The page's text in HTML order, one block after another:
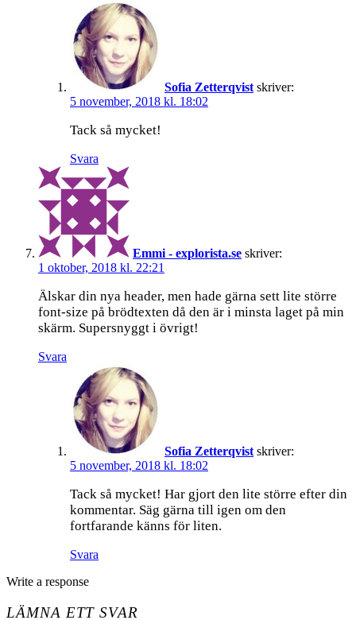
Sofia Zetterqvist skriver:
5 november, 2018 kl. 18:02
Tack så mycket!
Svara
Emmi - explorista.se skriver:
1 oktober, 2018 kl. 22:21
Älskar din nya header, men hade gärna sett lite större
font-size på brödtexten då den är i minsta laget på min
skärm. Supersnyggt i övrigt!
Svara
Sofia Zetterqvist skriver:
5 november, 2018 kl. 18:02
Tack så mycket! Har gjort den lite större efter din
kommentar. Säg gärna till igen om den
fortfarande känns för liten.
Svara
Write a response
LÄMNA ETT SVAR